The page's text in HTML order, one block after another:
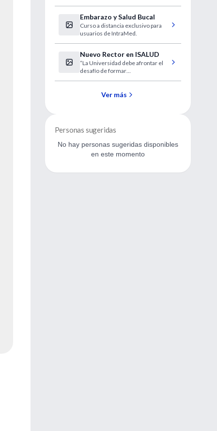
Embarazo y Salud Bucal
Curso a distancia exclusivo para
usuarios de IntraMed.
Nuevo Rector en ISALUD
“La Universidad debe afrontar el
desafío de formar
permanente”.
Ver más
Personas sugeridas
No hay personas sugeridas disponibles
en este momento